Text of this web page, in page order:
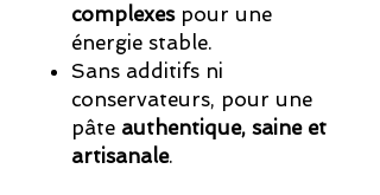
complexespour une
énergie stable.
Sans additifs ni
conservateurs, pour une
pâte authentique, saine et
artisanale.